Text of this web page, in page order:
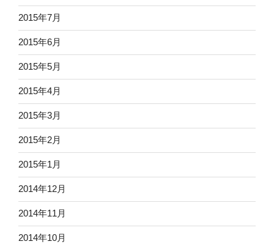
2015年7月
2015年6月
2015年5月
2015年4月
2015年3月
2015年2月
2015年1月
2014年12月
2014年11月
2014年10月